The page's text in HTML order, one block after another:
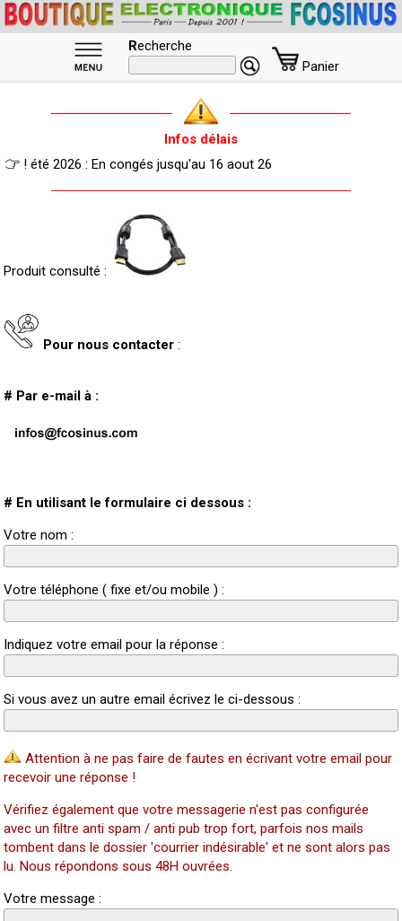
Recherche
Panier
Infos délais
! été 2026 : En congés jusqu'au 16 aout 26
Produit consulté :
Pour nous contacter :
# Par e-mail à :
# En utilisant le formulaire ci dessous :
Votre nom :
Votre téléphone ( fixe et/ou mobile ) :
Indiquez votre email pour la réponse :
Si vous avez un autre email écrivez le ci-dessous :
Attention à ne pas faire de fautes en écrivant votre email pour
recevoir une réponse !
Vérifiez également que votre messagerie n'est pas configurée
avec un filtre anti spam / anti pub trop fort, parfois nos mails
tombent dans le dossier 'courrier indésirable' et ne sont alors pas
lu. Nous répondons sous 48H ouvrées.
Votre message :